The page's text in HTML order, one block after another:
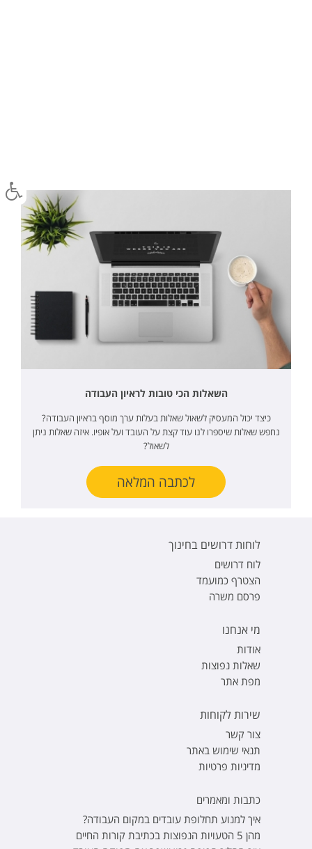
השאלות הכי טובות לראיון העבודה
כיצד יכול המעסיק לשאול שאלות בעלות ערך מוסף בראיון העבודה?
נחפש שאלות שיספרו לנו עוד קצת על העובד ועל אופיו. איזה שאלות ניתן
לשאול?
לכתבה המלאה
לוחות דרושים בחינוך
לוח דרושים
הצטרף כמועמד
פרסם משרה
מי אנחנו
אודות
שאלות נפוצות
מפת אתר
שירות לקוחות
צור קשר
תנאי שימוש באתר
מדיניות פרטיות
כתבות ומאמרים
איך למנוע תחלופת עובדים במקום העבודה?
מהן 5 הטעויות הנפוצות בכתיבת קורות החיים